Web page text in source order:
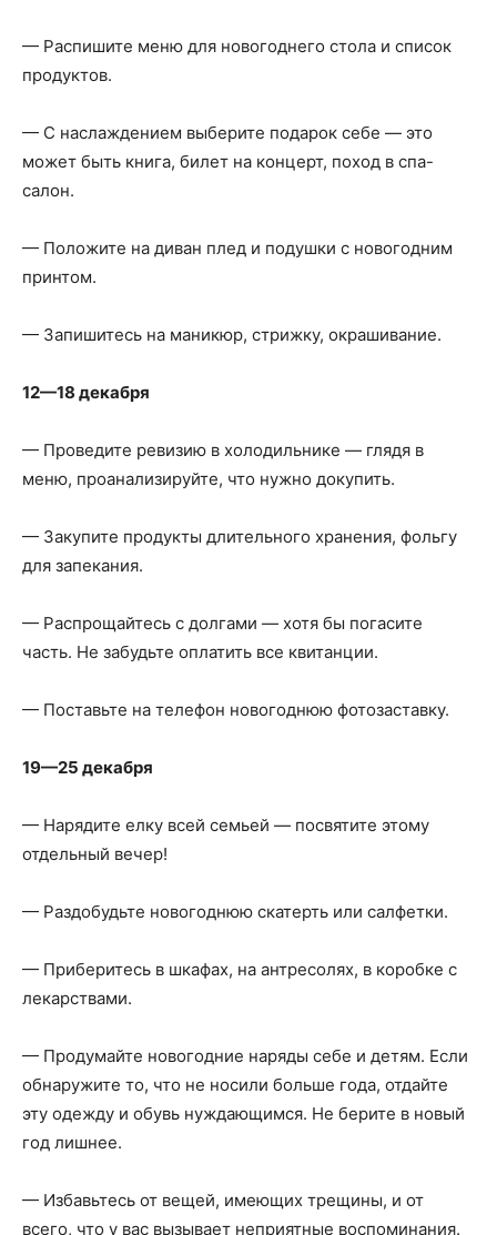
— Распишите меню для новогоднего стола и список
продуктов.
— С наслаждением выберите подарок себе — это
может быть книга, билет на концерт, поход в спа-
салон.
— Положите на диван плед и подушки с новогодним
принтом.
— Запишитесь на маникюр, стрижку, окрашивание.
12—18 декабря
— Проведите ревизию в холодильнике — глядя в
меню, проанализируйте, что нужно докупить.
— Закупите продукты длительного хранения, фольгу
для запекания.
— Распрощайтесь с долгами — хотя бы погасите
часть. Не забудьте оплатить все квитанции.
— Поставьте на телефон новогоднюю фотозаставку.
19—25 декабря
— Нарядите елку всей семьей — посвятите этому
отдельный вечер!
— Раздобудьте новогоднюю скатерть или салфетки.
— Приберитесь в шкафах, на антресолях, в коробке с
лекарствами.
— Продумайте новогодние наряды себе и детям. Если
обнаружите то, что не носили больше года, отдайте
эту одежду и обувь нуждающимся. Не берите в новый
год лишнее.
— Избавьтесь от вещей, имеющих трещины, и от
всего, что у вас вызывает неприятные воспоминания.